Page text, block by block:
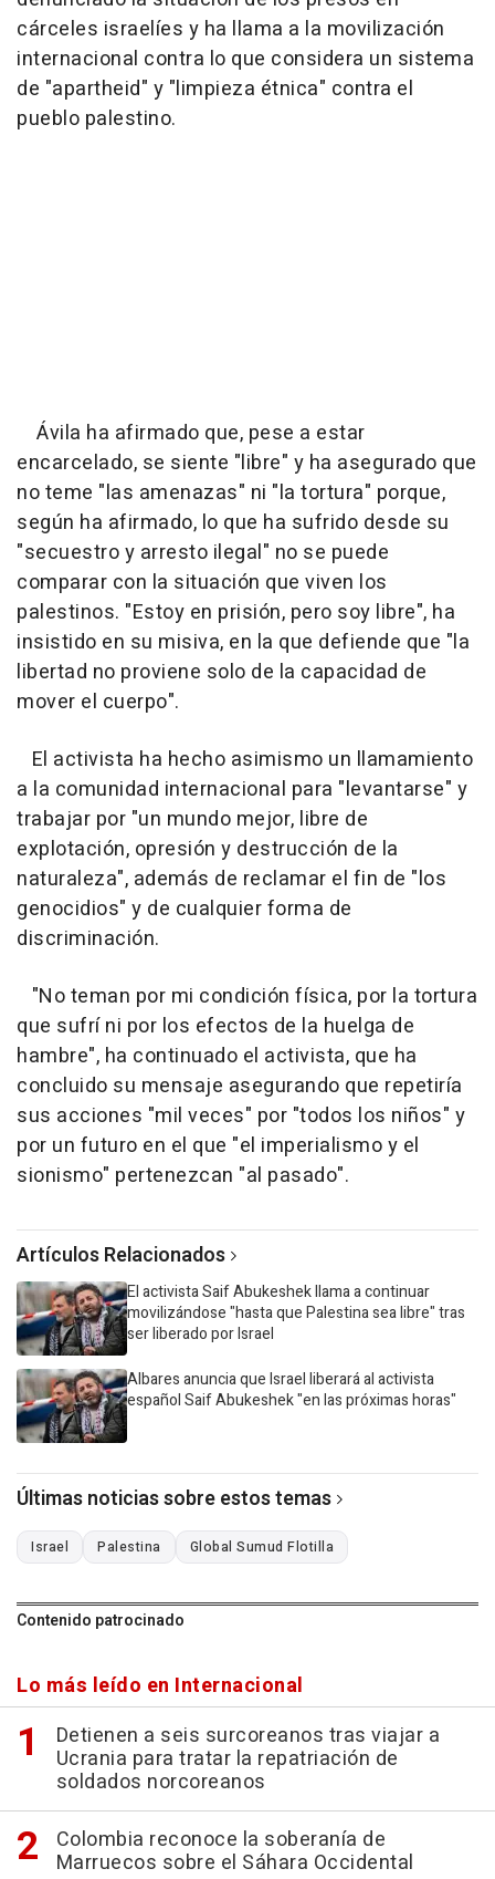
cárceles israelíes y ha llama a la movilización
internacional contra lo que considera un sistema
de "apartheid" y "limpieza étnica" contra el
pueblo palestino.
Ávila ha afirmado que, pese a estar
encarcelado, se siente "libre" y ha asegurado que
no teme "las amenazas" ni "la tortura" porque,
según ha afirmado, lo que ha sufrido desde su
"secuestro y arresto ilegal" no se puede
comparar con la situación que viven los
palestinos. "Estoy en prisión, pero soy libre", ha
insistido en su misiva, en la que defiende que "la
libertad no proviene solo de la capacidad de
mover el cuerpo".
El activista ha hecho asimismo un llamamiento
a la comunidad internacional para "levantarse" y
trabajar por "un mundo mejor, libre de
explotación, opresión y destrucción de la
naturaleza", además de reclamar el fin de "los
genocidios" y de cualquier forma de
discriminación.
"No teman por mi condición física, por la tortura
que sufrí ni por los efectos de la huelga de
hambre", ha continuado el activista, que ha
concluido su mensaje asegurando que repetiría
sus acciones "mil veces" por "todos los niños" y
por un futuro en el que "el imperialismo y el
sionismo" pertenezcan "al pasado".
Artículos Relacionados
El activista Saif Abukeshek llama a continuar
movilizándose "hasta que Palestina sea libre" tras
ser liberado por Israel
Albares anuncia que Israel liberará al activista
español Saif Abukeshek "en las próximas horas"
Últimas noticias sobre estos temas
Israel Palestina Global Sumud Flotilla
Contenido patrocinado
Lo más leído en Internacional
Detienen a seis surcoreanos tras viajar a
Ucrania para tratar la repatriación de
soldados norcoreanos
Colombia reconoce la soberanía de
Marruecos sobre el Sáhara Occidental